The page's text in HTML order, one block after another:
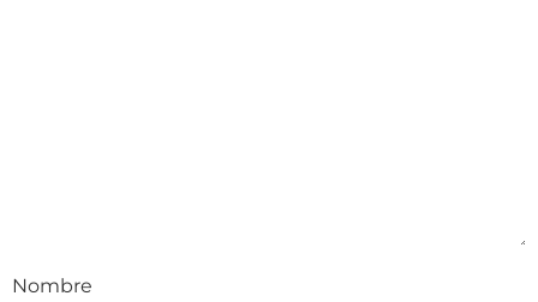
Nombre